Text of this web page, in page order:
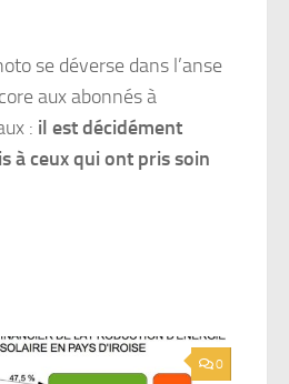
se déverse dans l’anse
aux abonnés à
: il est décidément
à ceux qui ont pris soin
0